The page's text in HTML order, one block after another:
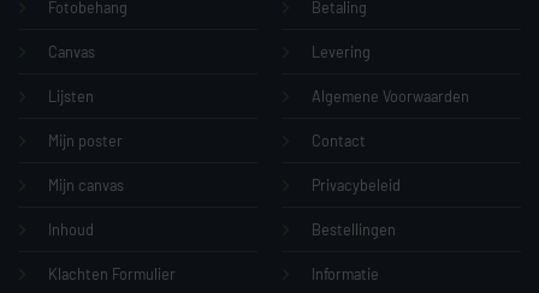
Fotobehang
Canvas
Lijsten
Mijn poster
Mijn canvas
Inhoud
Klachten Formulier
Betaling
Levering
Algemene Voorwaarden
Contact
Privacybeleid
Bestellingen
Informatie